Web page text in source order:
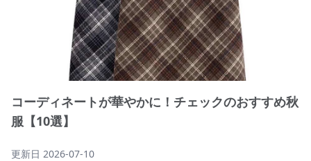
コーディネートが華やかに！チェックのおすすめ秋
服【10選】
更新日 2026-07-10